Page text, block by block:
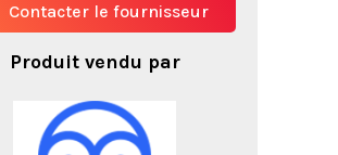
Contacter le fournisseur
Produit vendu par